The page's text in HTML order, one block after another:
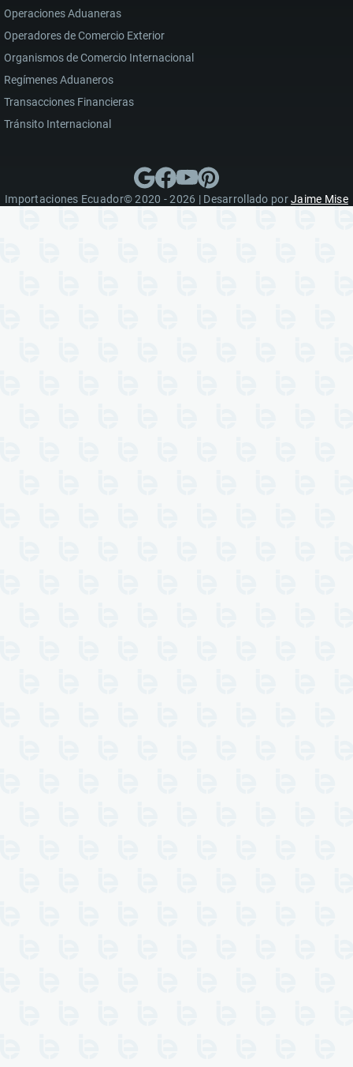
Operaciones Aduaneras
Operadores de Comercio Exterior
Organismos de Comercio Internacional
Regímenes Aduaneros
Transacciones Financieras
Tránsito Internacional
Importaciones Ecuador© 2020 - 2026 | Desarrollado porJaime Mise